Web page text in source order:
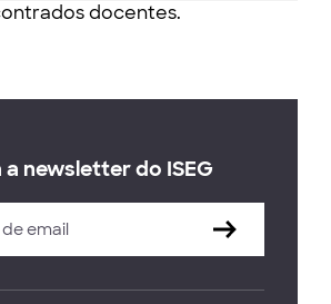
docentes.
a newsletter do ISEG